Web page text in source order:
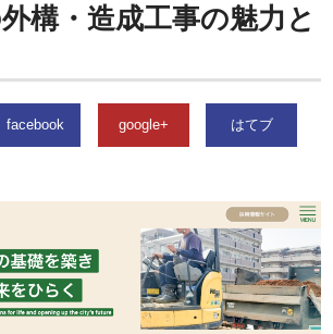
構・造成工事の魅力と
facebook google+ はてブ